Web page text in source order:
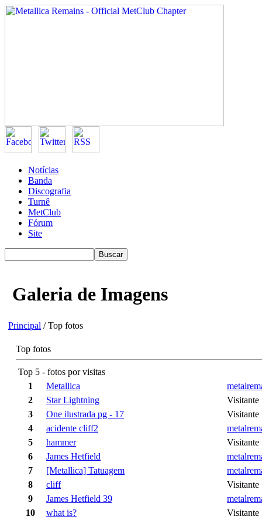
Notícias
Banda
Discografia
Turnê
MetClub
Fórum
Site
Galeria de Imagens
Principal / Top fotos
Top fotos
Top 5 - fotos por visitas
1
Metallica
2
Star Lightning
Visitante
3
One ilustrada pg - 17
Visitante
4
acidente cliff2
5
hammer
Visitante
6
James Hetfield
7
[Metallica] Tatuagem
8
cliff
Visitante
9
James Hetfield 39
10
what is? Visitante